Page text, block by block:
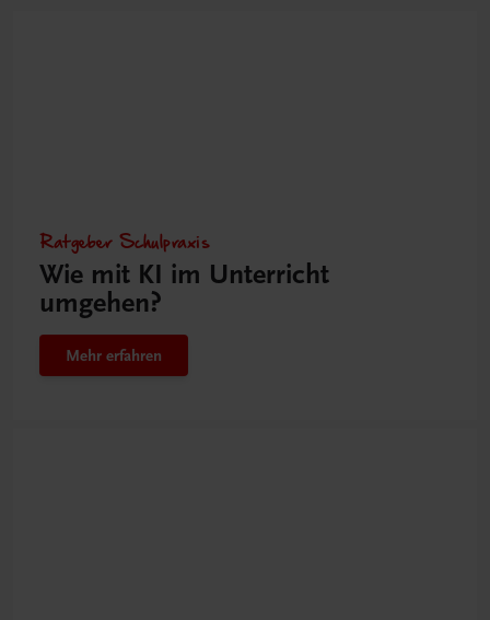
Ratgeber Schulpraxis
Wie mit KI im Unterricht
umgehen?
Mehr erfahren